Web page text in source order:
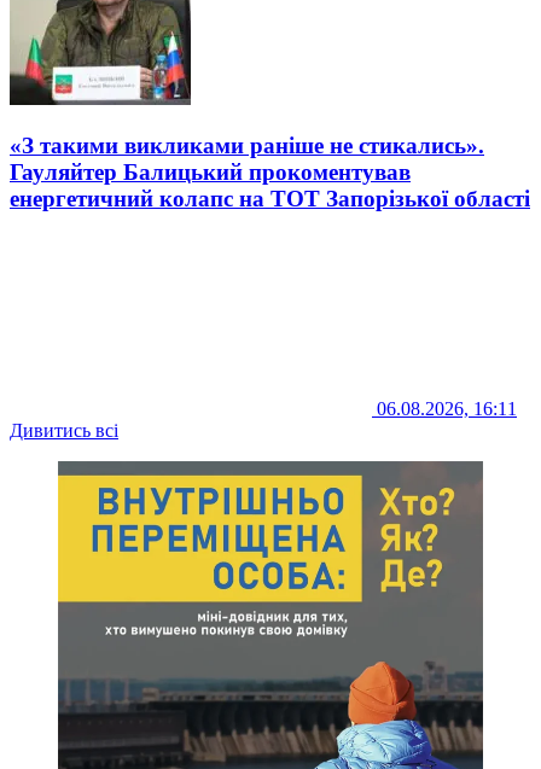
«З такими викликами раніше не стикались».
Гауляйтер Балицький прокоментував
енергетичний колапс на ТОТ Запорізької області
06.08.2026, 16:11
Дивитись всі